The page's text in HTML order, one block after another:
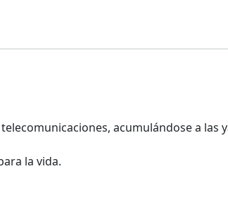
acumulándose a las
la vida.